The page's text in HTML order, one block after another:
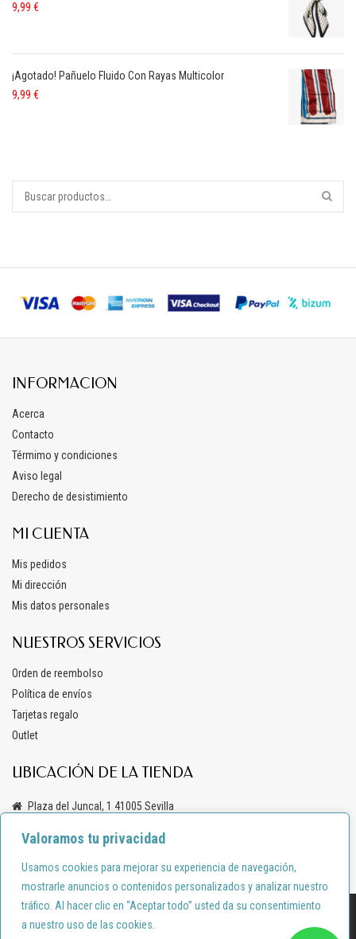
Valoramos tu privacidad
Usamos cookies para mejorar su experiencia de navegación,
mostrarle anuncios o contenidos personalizados y analizar nuestro
tráfico. Al hacer clic en “Aceptar todo” usted da su consentimiento
a nuestro uso de las cookies.
9,99 €
¡Agotado! Pañuelo Fluido Con Rayas Multicolor
9,99 €
INFORMACION
Acerca
Contacto
Térmimo y condiciones
Aviso legal
Derecho de desistimiento
MI CUENTA
Mis pedidos
Mi dirección
Mis datos personales
NUESTROS SERVICIOS
Orden de reembolso
Política de envíos
Tarjetas regalo
Outlet
UBICACIÓN DE LA TIENDA
Plaza del Juncal, 1 41005 Sevilla
shortcode.es